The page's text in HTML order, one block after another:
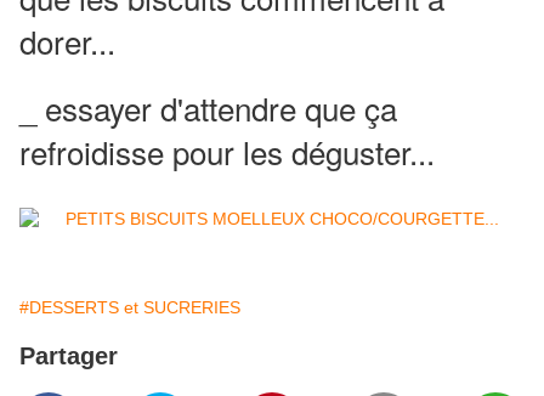
dorer...
_ essayer d'attendre que ça
refroidisse pour les déguster...
#DESSERTS et SUCRERIES
Partager